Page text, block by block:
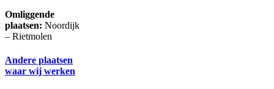
Omliggende
plaatsen: Noordijk
– Rietmolen
Andere plaatsen
waar wij werken